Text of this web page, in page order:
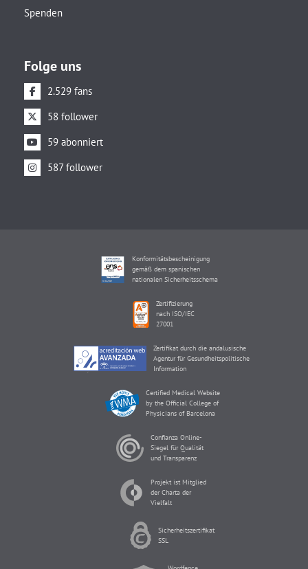
Spenden
Folge uns
2.529 fans
58 follower
59 abonniert
587 follower
Konformitätsbescheinigung
gemäß dem spanischen
nationalen Sicherheitsschema
Zertifizierung
nach ISO/IEC
27001
Zertifikat durch die andalusische
Agentur für Gesundheitspolitische
Information
Certified Medical Website
by the Official College of
Physicians of Barcelona
Confianza Online-
Siegel für Qualität
und Transparenz
Projekt ist Mitglied
der Charta der
Vielfalt
Sicherheitszertifikat
SSL